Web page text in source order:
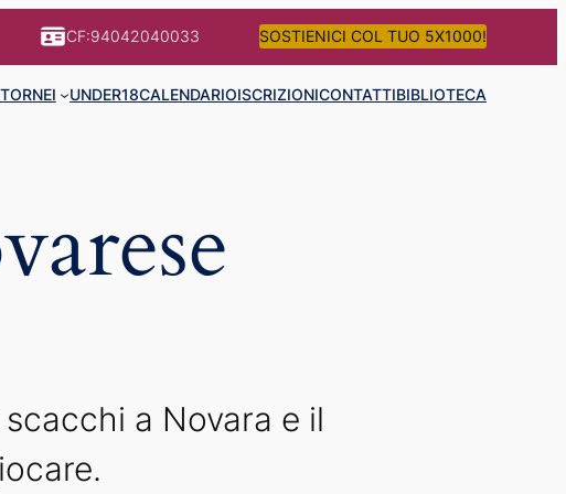
CF:94042040033 SOSTIENICI COL TUO 5X1000!
TORNEI UNDER18CALENDARIOISCRIZIONICONTATTIBIBLIOTECA
a Novara e il